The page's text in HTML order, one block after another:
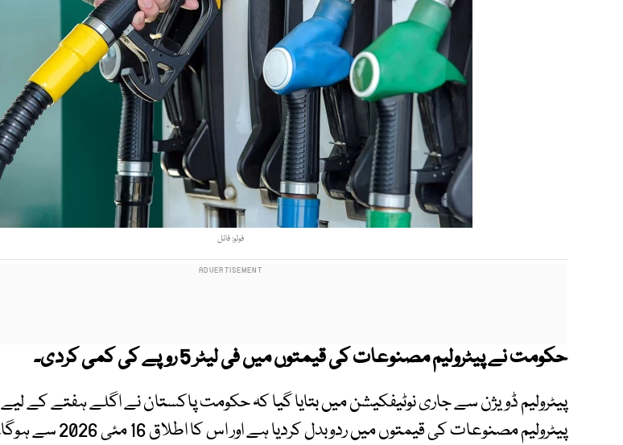
فوٹو: فائل
حکومت نے پیٹرولیم مصنوعات کی قیمتوں میں فی لیٹر 5 روپے کی کمی کردی۔
پیٹرولیم ڈویژن سے جاری نوٹیفکیشن میں بتایا گیا کہ حکومت پاکستان نے اگلے ہفتے کے لیے
پیٹرولیم مصنوعات کی قیمتوں میں ردوبدل کردیا ہے اور اس کا اطلاق 16 مئی 2026 سے ہوگا۔